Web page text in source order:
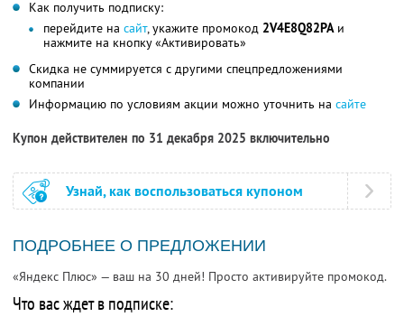
Как получить подписку:
перейдите на сайт, укажите промокод 2V4E8Q82PAи
нажмите на кнопку «Активировать»
Скидка не суммируется с другими спецпредложениями
компании
Информацию по условиям акции можно уточнить на сайте
Купон действителен по 31 декабря 2025 включительно
Узнай, как воспользоваться купоном
ПОДРОБНЕЕ О ПРЕДЛОЖЕНИИ
«Яндекс Плюс» — ваш на 30 дней! Просто активируйте промокод.
Что вас ждет в подписке: